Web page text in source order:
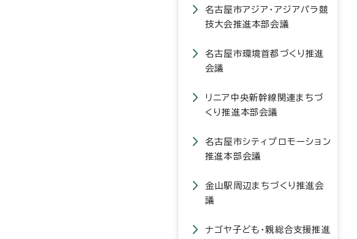
名古屋市アジア・アジアパラ競
技大会推進本部会議
名古屋市環境首都づくり推進
会議
リニア中央新幹線関連まちづ
くり推進本部会議
名古屋市シティプロモーション
推進本部会議
金山駅周辺まちづくり推進会
議
ナゴヤ子ども・親総合支援推進